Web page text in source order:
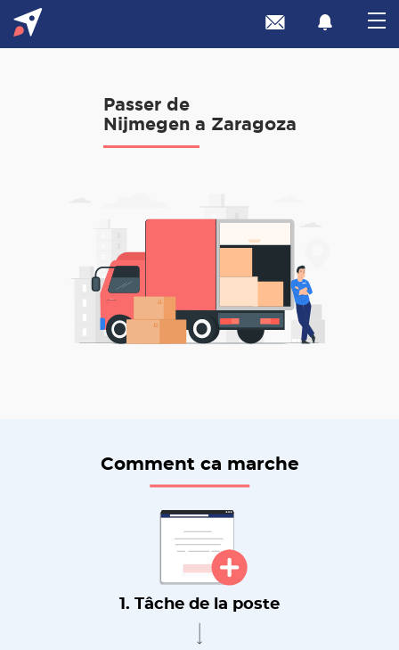
Passer de
Nijmegen a Zaragoza
Comment ca marche
1. Tâche de la poste